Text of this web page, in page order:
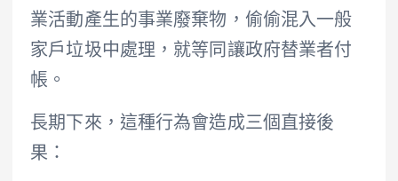
業活動產生的事業廢棄物，偷偷混入一般
家戶垃圾中處理，就等同讓政府替業者付
帳。
長期下來，這種行為會造成三個直接後
果：